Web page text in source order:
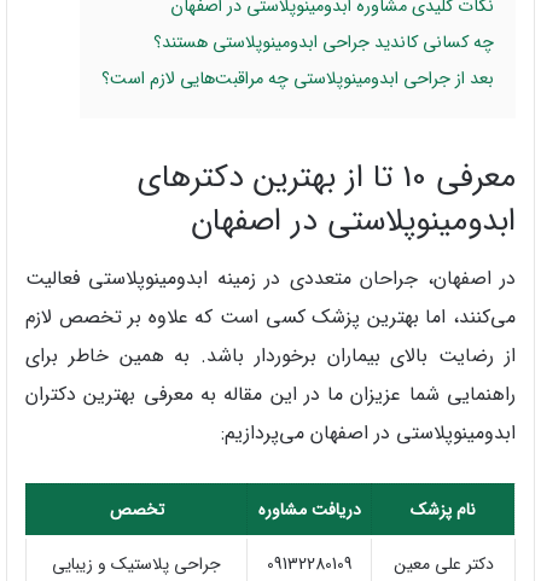
نکات کلیدی مشاوره ابدومینوپلاستی در اصفهان
چه کسانی کاندید جراحی ابدومینوپلاستی هستند؟
بعد از جراحی ابدومینوپلاستی چه مراقبت‌هایی لازم است؟
معرفی 10 تا از بهترین دکترهای
ابدومینوپلاستی در اصفهان
در اصفهان، جراحان متعددی در زمینه ابدومینوپلاستی فعالیت
می‌کنند، اما بهترین پزشک کسی است که علاوه بر تخصص لازم
از رضایت بالای بیماران برخوردار باشد. به همین خاطر برای
راهنمایی شما عزیزان ما در این مقاله به معرفی بهترین دکتران
ابدومینوپلاستی در اصفهان می‌پردازیم:
نام پزشک دریافت مشاوره تخصص
دکتر علی معین 09132280109 جراحی پلاستیک و زیبایی